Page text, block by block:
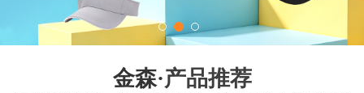
金森·产品推荐